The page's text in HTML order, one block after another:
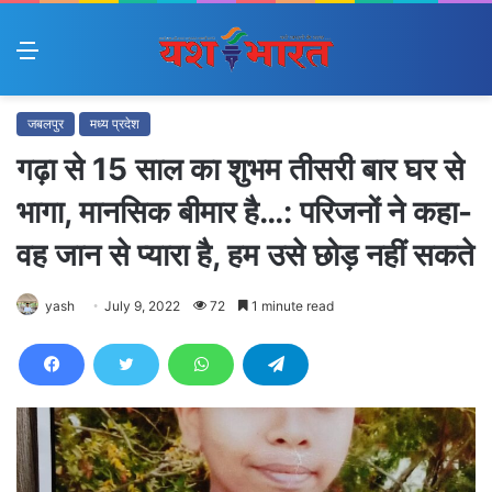
Menu
जबलपुर मध्य प्रदेश
गढ़ा से 15 साल का शुभम तीसरी बार घर से
भागा, मानसिक बीमार है…: परिजनों ने कहा-
वह जान से प्यारा है, हम उसे छोड़ नहीं सकते
yash July 9, 2022 72 1 minute read